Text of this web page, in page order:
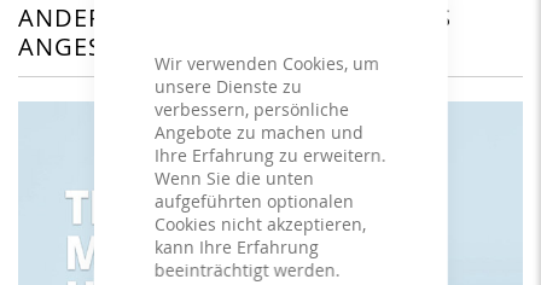
Wir verwenden Cookies, um
unsere Dienste zu
verbessern, persönliche
Angebote zu machen und
Ihre Erfahrung zu erweitern.
Wenn Sie die unten
aufgeführten optionalen
Cookies nicht akzeptieren,
kann Ihre Erfahrung
beeinträchtigt werden.
ANDERE KUNDEN HABEN SICH DAS
ANGESEHEN